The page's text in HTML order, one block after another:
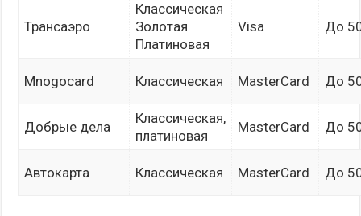
Трансаэро
Классическая
Золотая
Платиновая
Visa До
Mnogocard Классическая MasterCard До
Добрые дела
Классическая,
платиновая
MasterCard До
Автокарта Классическая MasterCard До